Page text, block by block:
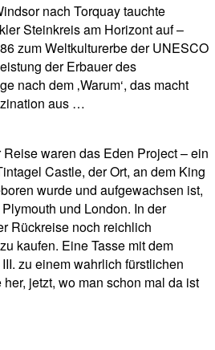
nach Torquay tauchte
Steinkreis am Horizont auf –
zum Weltkulturerbe der UNESCO
der Erbauer des
nach dem ‚Warum‘, das macht
aus …
waren das Eden Project – ein
Castle, der Ort, an dem King
wurde und aufgewachsen ist,
und London. In der
Rückreise noch reichlich
kaufen. Eine Tasse mit dem
zu einem wahrlich fürstlichen
jetzt, wo man schon mal da ist